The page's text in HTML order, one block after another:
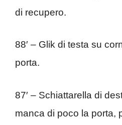
di recupero.
88′ – Glik di testa su
porta.
87′ – Schiattarella di
manca di poco la porta,